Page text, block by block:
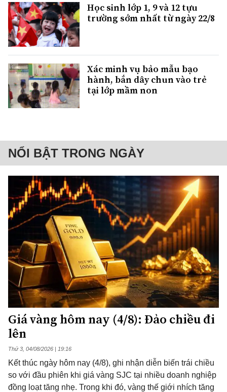
Học sinh lớp 1, 9 và 12 tựu
trường sớm nhất từ ngày 22/8
Xác minh vụ bảo mẫu bạo
hành, bắn dây chun vào trẻ
tại lớp mầm non
NỔI BẬT TRONG NGÀY
Giá vàng hôm nay (4/8): Đảo chiều đi
lên
Thứ 3, 04/08/2026 | 19:16
Kết thúc ngày hôm nay (4/8), ghi nhận diễn biến trái chiều
so với đầu phiên khi giá vàng SJC tại nhiều doanh nghiệp
đồng loạt tăng nhẹ. Trong khi đó, vàng thế giới nhích tăng